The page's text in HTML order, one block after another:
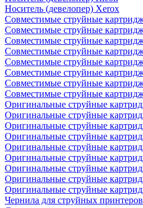
Носитель (девелопер) Xerox
Совместимые струйные
Совместимые струйные
Совместимые струйные
Совместимые струйные
Совместимые струйные
Совместимые струйные
Совместимые струйные
Совместимые струйные
Оригинальные струйные
Оригинальные струйные
Оригинальные струйные
Оригинальные струйные
Оригинальные струйные
Оригинальные струйные
Оригинальные струйные
Оригинальные струйные
Оригинальные струйные
Чернила для струйных принтеров